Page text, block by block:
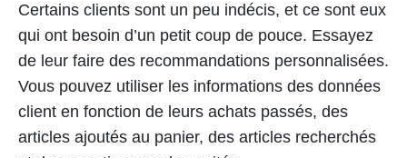
Certains clients sont un peu indécis, et ce sont eux
qui ont besoin d’un petit coup de pouce. Essayez
de leur faire des recommandations personnalisées.
Vous pouvez utiliser les informations des données
client en fonction de leurs achats passés, des
articles ajoutés au panier, des articles recherchés